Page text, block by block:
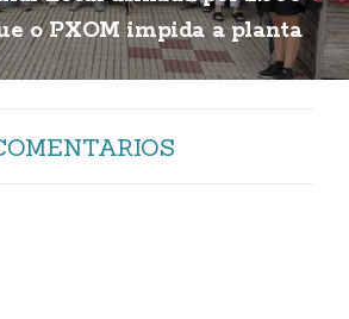
o PXOM impida a planta